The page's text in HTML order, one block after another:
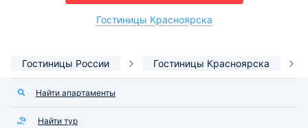
Гостиницы Красноярска
Гостиницы России Гостиницы Красноярска
Найти апартаменты
Найти тур